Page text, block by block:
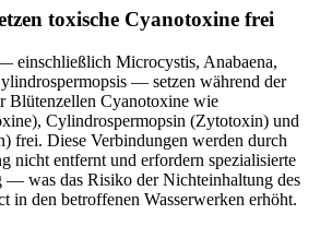
toxische Cyanotoxine frei
einschließlich Microcystis, Anabaena,
— setzen während der
Blütenzellen Cyanotoxine wie
Cylindrospermopsin (Zytotoxin) und
frei. Diese Verbindungen werden durch
nicht entfernt und erfordern spezialisierte
— was das Risiko der Nichteinhaltung des
in den betroffenen Wasserwerken erhöht.